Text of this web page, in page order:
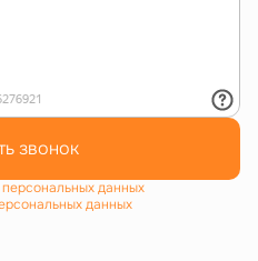
звонок
данных
данных